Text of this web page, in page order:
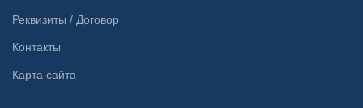
Реквизиты / Договор
Контакты
Карта сайта